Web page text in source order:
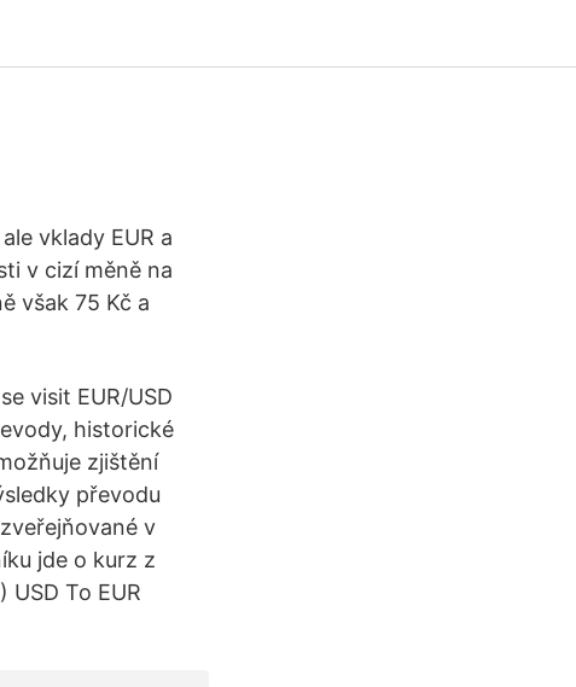
vklady EUR a
v cizí měně na
však 75 Kč a
visit EUR/USD
historické
zjištění
převodu
v
jde o kurz z
USD To EUR